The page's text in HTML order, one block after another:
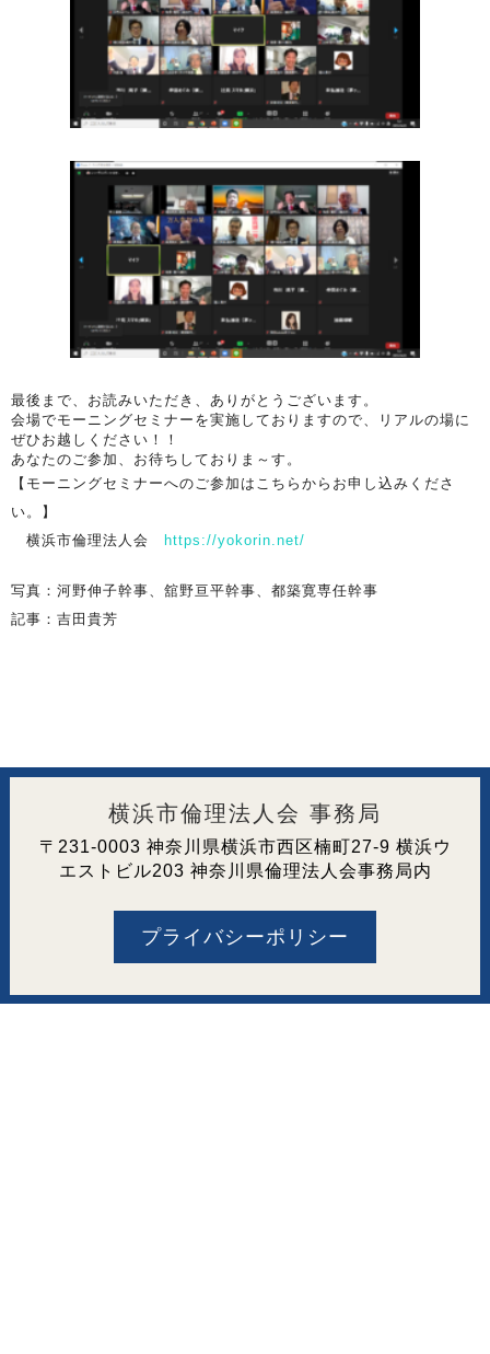
最後まで、お読みいただき、ありがとうございます。
会場でモーニングセミナーを実施しておりますので、リアルの場に
ぜひお越しください！！
あなたのご参加、お待ちしておりま～す。
【モーニングセミナーへのご参加はこちらからお申し込みくださ
い。】
横浜市倫理法人会 https://yokorin.net/
写真：河野伸子幹事、舘野亘平幹事、都築寛専任幹事
記事：吉田貴芳
横浜市倫理法人会 事務局
〒231-0003 神奈川県横浜市西区楠町27-9 横浜ウ
エストビル203 神奈川県倫理法人会事務局内
プライバシーポリシー